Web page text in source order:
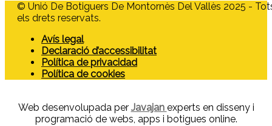
© Unió De Botiguers De Montornès Del Vallès 2025 -
els drets reservats.
Avís legal
Declaració d’accessibilitat
Política de privacidad
Política de cookies
Web desenvolupada per Javajan experts en disseny i
programació de webs, apps i botigues online.